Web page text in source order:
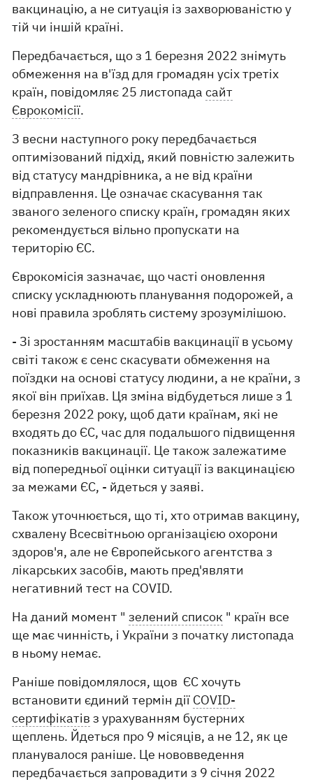
вакцинацію, а не ситуація із захворюваністю у
тій чи іншій країні.
Передбачається, що з 1 березня 2022 знімуть
обмеження на в'їзд для громадян усіх третіх
країн, повідомляє 25 листопадасайт
Єврокомісії.
З весни наступного року передбачається
оптимізований підхід, який повністю залежить
від статусу мандрівника, а не від країни
відправлення. Це означає скасування так
званого зеленого списку країн, громадян яких
рекомендується вільно пропускати на
територію ЄС.
Єврокомісія зазначає, що часті оновлення
списку ускладнюють планування подорожей, а
нові правила зроблять систему зрозумілішою.
- Зі зростанням масштабів вакцинації в усьому
світі також є сенс скасувати обмеження на
поїздки на основі статусу людини, а не країни, з
якої він приїхав. Ця зміна відбудеться лише з 1
березня 2022 року, щоб дати країнам, які не
входять до ЄС, час для подальшого підвищення
показників вакцинації. Це також залежатиме
від попередньої оцінки ситуації із вакцинацією
за межами ЄС, - йдеться у заяві.
Також уточнюється, що ті, хто отримав вакцину,
схвалену Всесвітньою організацією охорони
здоров'я, але не Європейського агентства з
лікарських засобів, мають пред'являти
негативний тест на COVID.
На даний момент "зелений список " країн все
ще має чинність, і України з початку листопада
в ньому немає.
Раніше повідомлялося, щов ЄС хочуть
встановити єдиний термін дії COVID-
сертифікатів з урахуванням бустерних
щеплень. Йдеться про 9 місяців, а не 12, як це
планувалося раніше. Це нововведення
передбачається запровадити з 9 січня 2022